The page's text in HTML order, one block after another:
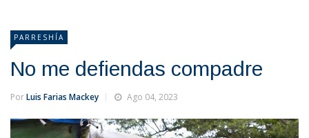
PARRESHÍA
No me defiendas compadre
PorLuis Farias Mackey Ago 04, 2023